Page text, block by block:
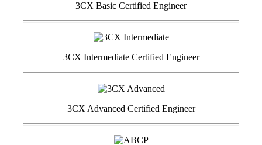
3CX Basic Certified Engineer
3CX Intermediate Certified Engineer
3CX Advanced Certified Engineer